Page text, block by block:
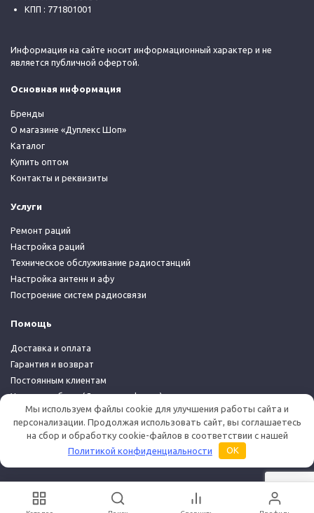
КПП : 771801001
Информация на сайте носит информационный характер и не
является публичной офертой.
Основная информация
Бренды
О магазине «Дуплекс Шоп»
Каталог
Купить оптом
Контакты и реквизиты
Услуги
Ремонт раций
Настройка раций
Техническое обслуживание радиостанций
Настройка антенн и афу
Построение систем радиосвязи
Помощь
Доставка и оплата
Гарантия и возврат
Постоянным клиентам
Условия работы (Договор-оферта)
Политика конфиденциальности
© 2026 Дуплекс Шоп
Мы используем файлы cookie для улучшения работы сайта и
персонализации. Продолжая использовать сайт, вы соглашаетесь
на сбор и обработку cookie-файлов в соответствии с нашей
Политикой конфиденциальности
OK